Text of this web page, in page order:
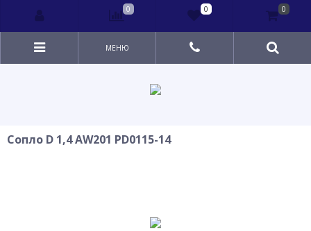
МЕНЮ
Сопло D 1,4 АW201 PD0115-14
0 0 0